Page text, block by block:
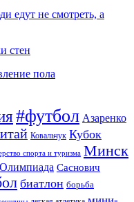
едут не смотреть, а
стен
пола
#футбол Азаренко
Ковальчук Кубок
спорта и туризма Минск
Олимпиада Саснович
биатлон борьба